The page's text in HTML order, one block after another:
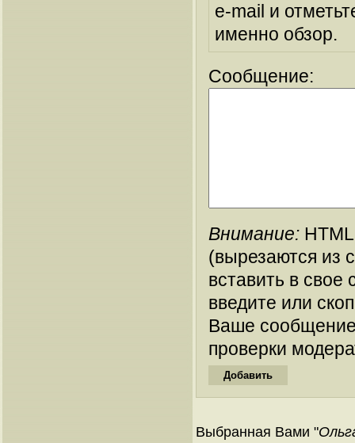
e-mail и
именно обзор.
Сообщение:
Внимание:
(вырезаются из
вставить в
введите или
Ваше
проверки
Выбранная Вами "